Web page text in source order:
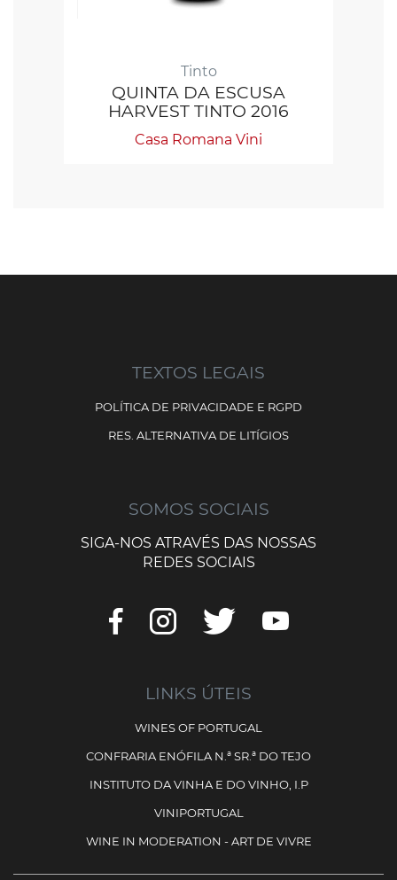
Tinto
QUINTA DA ESCUSA
HARVEST TINTO 2016
Casa Romana Vini
TEXTOS LEGAIS
POLÍTICA DE PRIVACIDADE E RGPD
RES. ALTERNATIVA DE LITÍGIOS
SOMOS SOCIAIS
SIGA-NOS ATRAVÉS DAS NOSSAS
REDES SOCIAIS
LINKS ÚTEIS
WINES OF PORTUGAL
CONFRARIA ENÓFILA N.ª SR.ª DO TEJO
INSTITUTO DA VINHA E DO VINHO, I.P
VINIPORTUGAL
WINE IN MODERATION - ART DE VIVRE